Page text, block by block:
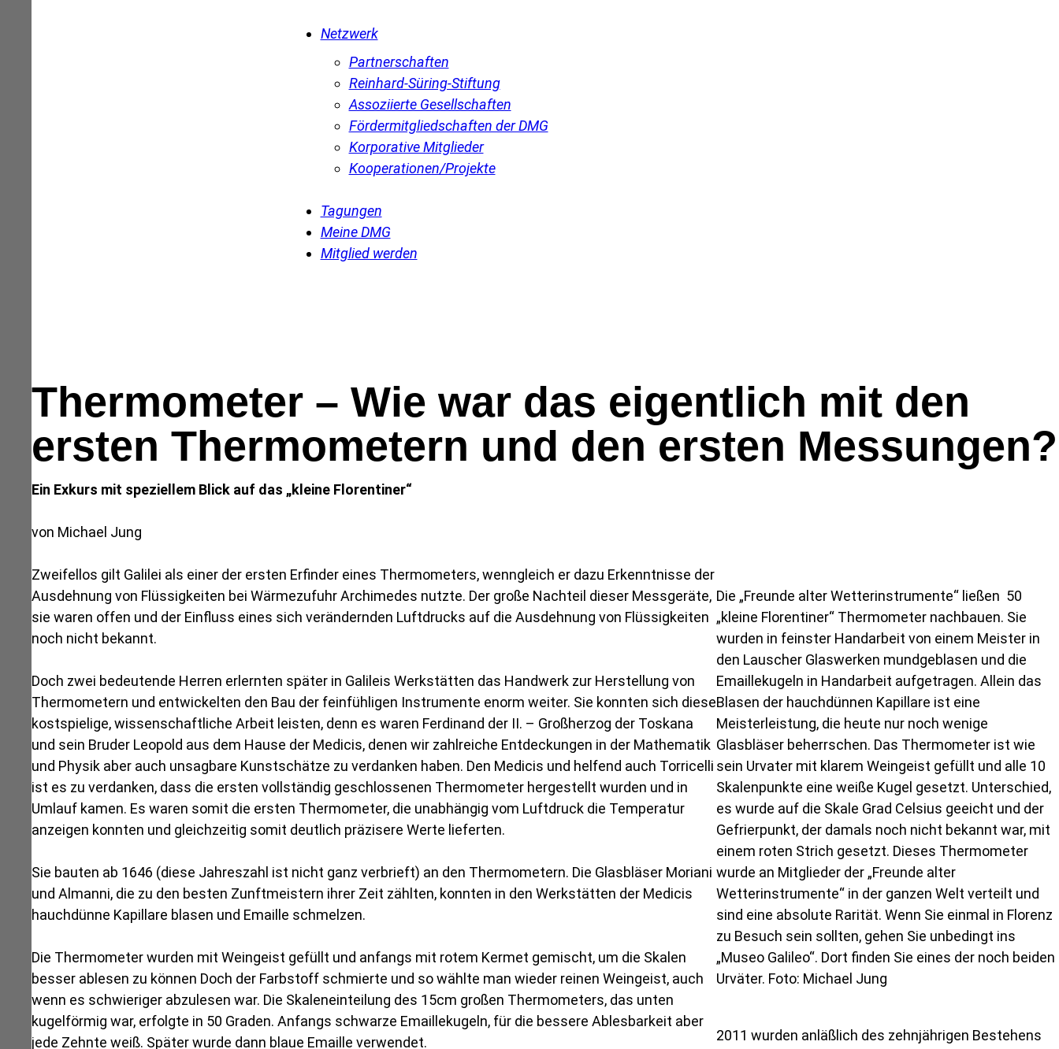
Netzwerk
Partnerschaften
Reinhard-Süring-Stiftung
Assoziierte Gesellschaften
Fördermitgliedschaften der DMG
Korporative Mitglieder
Kooperationen/Projekte
Tagungen
Meine DMG
Mitglied werden
Thermometer – Wie war das eigentlich mit den
ersten Thermometern und den ersten Messungen?
Ein Exkurs mit speziellem Blick auf das „kleine Florentiner“
von Michael Jung
Zweifellos gilt Galilei als einer der ersten Erfinder eines Thermometers, wenngleich er dazu Erkenntnisse der
Ausdehnung von Flüssigkeiten bei Wärmezufuhr Archimedes nutzte. Der große Nachteil dieser Messgeräte,
sie waren offen und der Einfluss eines sich verändernden Luftdrucks auf die Ausdehnung von Flüssigkeiten
noch nicht bekannt.
Doch zwei bedeutende Herren erlernten später in Galileis Werkstätten das Handwerk zur Herstellung von
Thermometern und entwickelten den Bau der feinfühligen Instrumente enorm weiter. Sie konnten sich diese
kostspielige, wissenschaftliche Arbeit leisten, denn es waren Ferdinand der II. – Großherzog der Toskana
und sein Bruder Leopold aus dem Hause der Medicis, denen wir zahlreiche Entdeckungen in der Mathematik
und Physik aber auch unsagbare Kunstschätze zu verdanken haben. Den Medicis und helfend auch Torricelli
ist es zu verdanken, dass die ersten vollständig geschlossenen Thermometer hergestellt wurden und in
Umlauf kamen. Es waren somit die ersten Thermometer, die unabhängig vom Luftdruck die Temperatur
anzeigen konnten und gleichzeitig somit deutlich präzisere Werte lieferten.
Sie bauten ab 1646 (diese Jahreszahl ist nicht ganz verbrieft) an den Thermometern. Die Glasbläser Moriani
und Almanni, die zu den besten Zunftmeistern ihrer Zeit zählten, konnten in den Werkstätten der Medicis
hauchdünne Kapillare blasen und Emaille schmelzen.
Die Thermometer wurden mit Weingeist gefüllt und anfangs mit rotem Kermet gemischt, um die Skalen
besser ablesen zu können Doch der Farbstoff schmierte und so wählte man wieder reinen Weingeist, auch
wenn es schwieriger abzulesen war. Die Skaleneinteilung des 15cm großen Thermometers, das unten
kugelförmig war, erfolgte in 50 Graden. Anfangs schwarze Emaillekugeln, für die bessere Ablesbarkeit aber
jede Zehnte weiß. Später wurde dann blaue Emaille verwendet.
Die „Freunde alter Wetterinstrumente“ ließen 50
„kleine Florentiner“ Thermometer nachbauen. Sie
wurden in feinster Handarbeit von einem Meister in
den Lauscher Glaswerken mundgeblasen und die
Emaillekugeln in Handarbeit aufgetragen. Allein das
Blasen der hauchdünnen Kapillare ist eine
Meisterleistung, die heute nur noch wenige
Glasbläser beherrschen. Das Thermometer ist wie
sein Urvater mit klarem Weingeist gefüllt und alle 10
Skalenpunkte eine weiße Kugel gesetzt. Unterschied,
es wurde auf die Skale Grad Celsius geeicht und der
Gefrierpunkt, der damals noch nicht bekannt war, mit
einem roten Strich gesetzt. Dieses Thermometer
wurde an Mitglieder der „Freunde alter
Wetterinstrumente“ in der ganzen Welt verteilt und
sind eine absolute Rarität. Wenn Sie einmal in Florenz
zu Besuch sein sollten, gehen Sie unbedingt ins
„Museo Galileo“. Dort finden Sie eines der noch beiden
Urväter. Foto: Michael Jung
2011 wurden anläßlich des zehnjährigen Bestehens